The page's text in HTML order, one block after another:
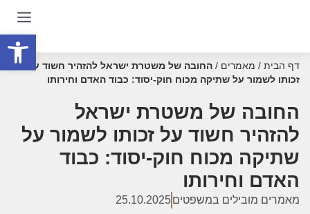
פתח
דף הבית / מאמרים / החובה של משטרת ישראל להזהיר חשוד על
זכותו לשמור על שתיקה מכוח חוק-יסוד: כבוד האדם וחירותו
החובה של משטרת ישראל
להזהיר חשוד על זכותו לשמור על
שתיקה מכוח חוק-יסוד: כבוד
האדם וחירותו
מאמרים מובילים במשפטים25.10.2025